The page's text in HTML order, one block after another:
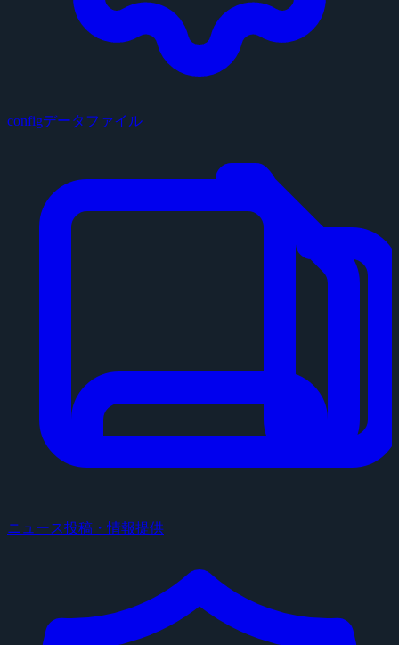
configデータファイル
ニュース投稿・情報提供